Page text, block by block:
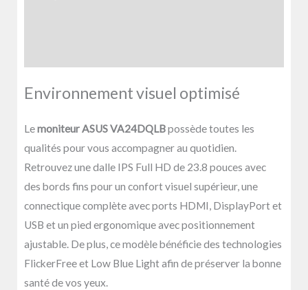
Environnement visuel optimisé
Lemoniteur ASUS VA24DQLBpossède toutes les
qualités pour vous accompagner au quotidien.
Retrouvez une dalle IPS Full HD de 23.8 pouces avec
des bords fins pour un confort visuel supérieur, une
connectique complète avec ports HDMI, DisplayPort et
USB et un pied ergonomique avec positionnement
ajustable. De plus, ce modèle bénéficie des technologies
FlickerFree et Low Blue Light afin de préserver la bonne
santé de vos yeux.